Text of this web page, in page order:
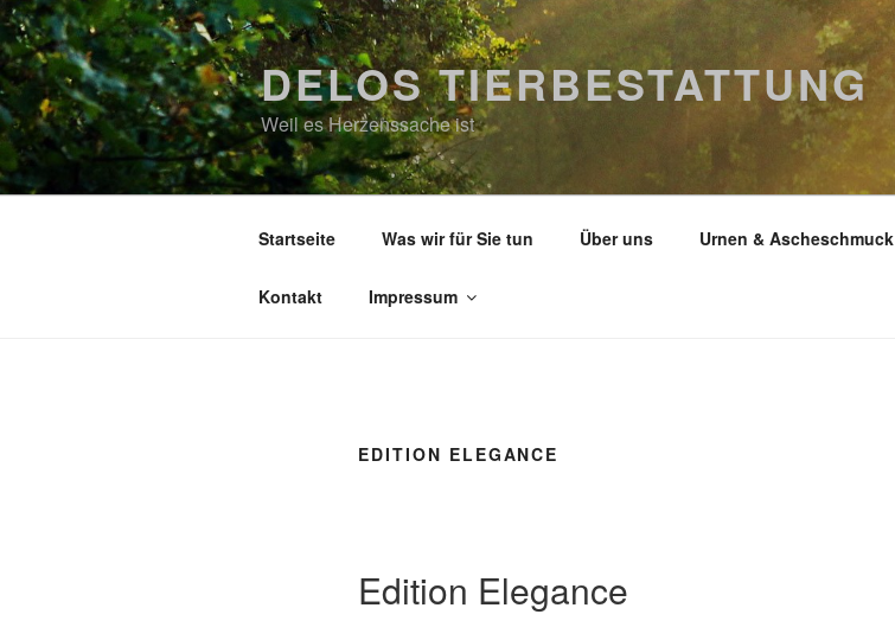
Zum
Inhalt
springen
DELOS TIERBESTATTUNG
Weil es Herzenssache ist
Startseite Was wir für Sie tun Über uns Urnen & Ascheschmuck
Kontakt Impressum
EDITION ELEGANCE
Edition Elegance